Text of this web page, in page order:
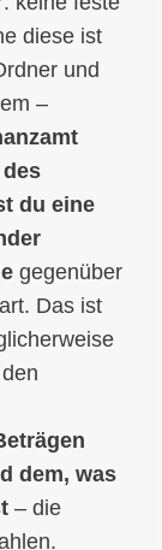
diese ist
und
–
du eine
gegenüber
Das ist
dem, was
– die